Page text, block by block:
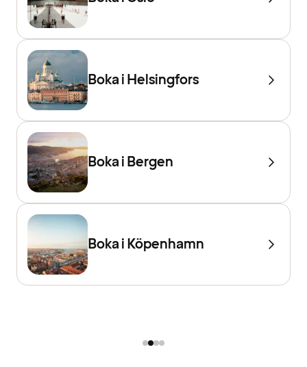
Boka i Helsingfors
Boka i Bergen
Boka i Köpenhamn